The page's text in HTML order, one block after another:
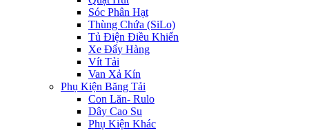
Sóc Phân Hạt
Thùng Chứa (SiLo)
Tủ Điện Điều Khiển
Xe Đẩy Hàng
Vít Tải
Van Xả Kín
Phụ Kiện Băng Tải
Con Lăn- Rulo
Dây Cao Su
Phụ Kiện Khác